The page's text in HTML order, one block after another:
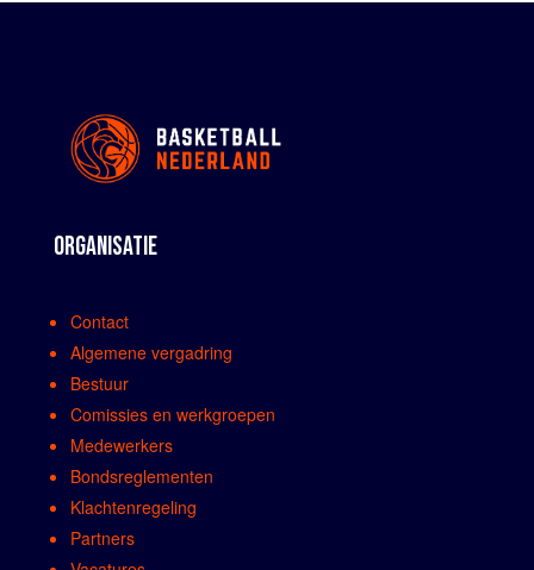
ORGANISATIE
Contact
Algemene vergadring
Bestuur
Comissies en werkgroepen
Medewerkers
Bondsreglementen
Klachtenregeling
Partners